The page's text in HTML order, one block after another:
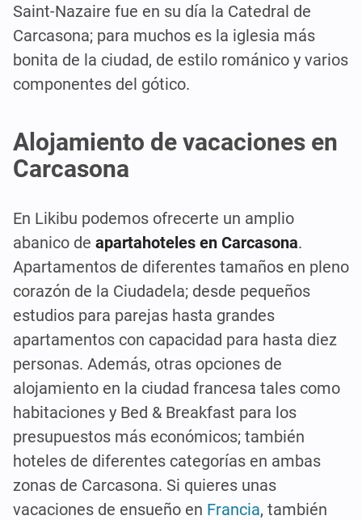
Saint-Nazaire fue en su día la Catedral de
Carcasona; para muchos es la iglesia más
bonita de la ciudad, de estilo románico y varios
componentes del gótico.
Alojamiento de vacaciones en
Carcasona
En Likibu podemos ofrecerte un amplio
abanico de apartahoteles en Carcasona.
Apartamentos de diferentes tamaños en pleno
corazón de la Ciudadela; desde pequeños
estudios para parejas hasta grandes
apartamentos con capacidad para hasta diez
personas. Además, otras opciones de
alojamiento en la ciudad francesa tales como
habitaciones y Bed & Breakfast para los
presupuestos más económicos; también
hoteles de diferentes categorías en ambas
zonas de Carcasona. Si quieres unas
vacaciones de ensueño en Francia, también